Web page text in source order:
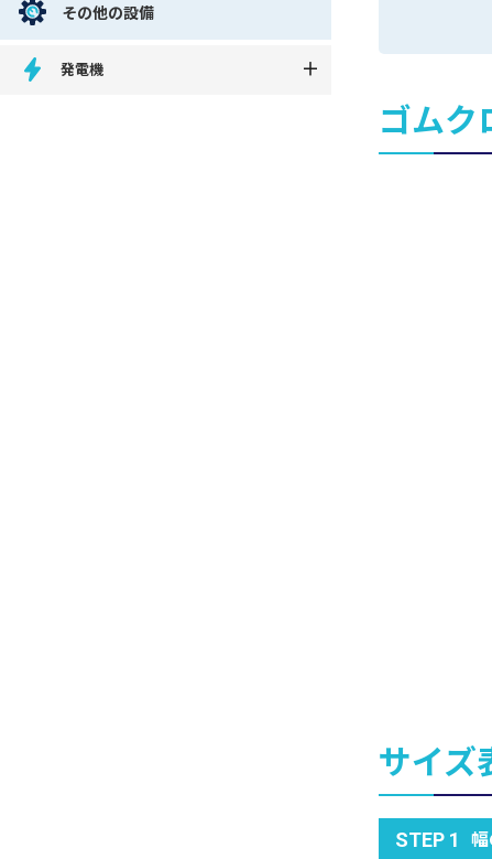
ゴムク
サイズ
STEP 1
その他の設備
発電機